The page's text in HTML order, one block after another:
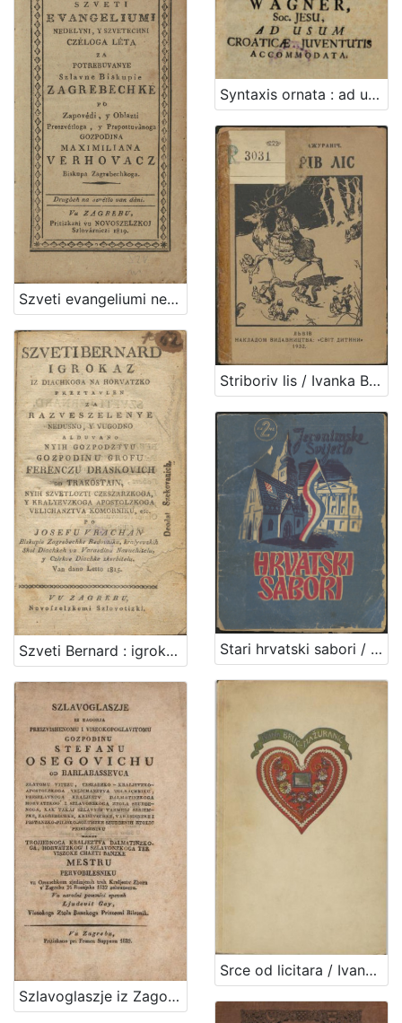
Szveti evangeliumi nedelyni y szvetechni czeloga leta za potrebuvanye szlavne Biskupie Zagrebechke : po zapovedi y oblasti preszvetloga y prepostuvanoga gozpodina Maximiliana Verhovacz biskupa Zagrebechkoga
Szveti Bernard : igrokaz iz diachkoga na horvatzko preztavlen za razveszelenye nedusno, y vugodno / alduvano nyih gozpodztvu gozpodinu grofu Ferenczu Draskovich od Trakostain, ... po Josefu Vrachan ...
Szlavoglaszje iz Zagorja ... goszpodinu Stefanu Osegovichu od Barlabassevca : vu orszachkom zjedinjenih treh Kraljeztv Zbora v Zagrebu 24 rosnjaka 1832 zebranomu / vu narodni peszmici zpevah Ljudevit Gay, Viszokoga Ztola Banzkoga priszesni bilesnik
Syntaxis ornata : ad usum Croaticae juventutis accommodata / r.p. Francisci Wagner, Soc. Jesu
Striboriv lis / Ivanka Brlič-Mažuranič
Stari hrvatski sabori / Rudolf Horvat
Srce od licitara / Ivana Brlić-Mažuranić